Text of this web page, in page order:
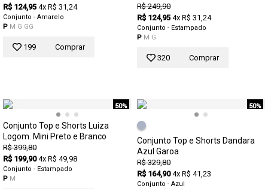
R$ 124,95 4x R$ 31,24
Conjunto - Amarelo
P M G GG
199 Comprar
R$ 249,90
R$ 124,95 4x R$ 31,24
Conjunto - Estampado
P M G
320 Comprar
50%
Conjunto Top e Shorts Luiza
Logom. Mini Preto e Branco
R$ 399,80
R$ 199,90 4x R$ 49,98
Conjunto - Estampado
P M
50%
Conjunto Top e Shorts Dandara
Azul Garoa
R$ 329,80
R$ 164,90 4x R$ 41,23
Conjunto - Azul